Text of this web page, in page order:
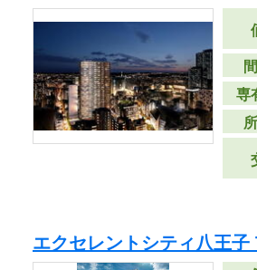
専
エクセレントシティ八王